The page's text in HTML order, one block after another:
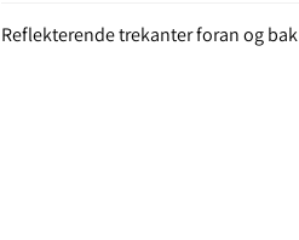
Reflekterende trekanter foran og bak